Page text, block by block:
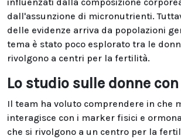
dall'assunzione di micronutrienti.
delle evidenze arriva da popolazioni
tema è stato poco esplorato tra le
rivolgono a centri per la fertilità.
Lo studio sulle donne
Il team ha voluto comprendere in che
interagisce con i marker fisici e
che si rivolgono a un centro per la